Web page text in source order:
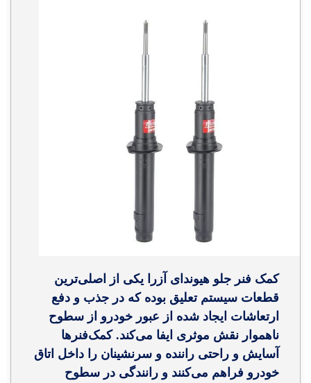
کمک فنر جلو هیوندای آزرا یکی از اصلی‌ترین
قطعات سیستم تعلیق بوده که در جذب و دفع
ارتعاشات ایجاد شده از عبور خودرو از سطوح
ناهموار نقش موثری ایفا می‌کند. کمک‌فنرها
آسایش و راحتی راننده و سرنشینان را داخل اتاق
خودرو فراهم می‌کنند و رانندگی در سطوح